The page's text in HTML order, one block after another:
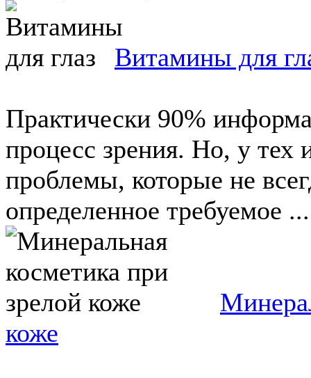
Витамины для
Практически 90%
процесс зрения. Но, у
проблемы, которые не
определенное требуемое ...
коже